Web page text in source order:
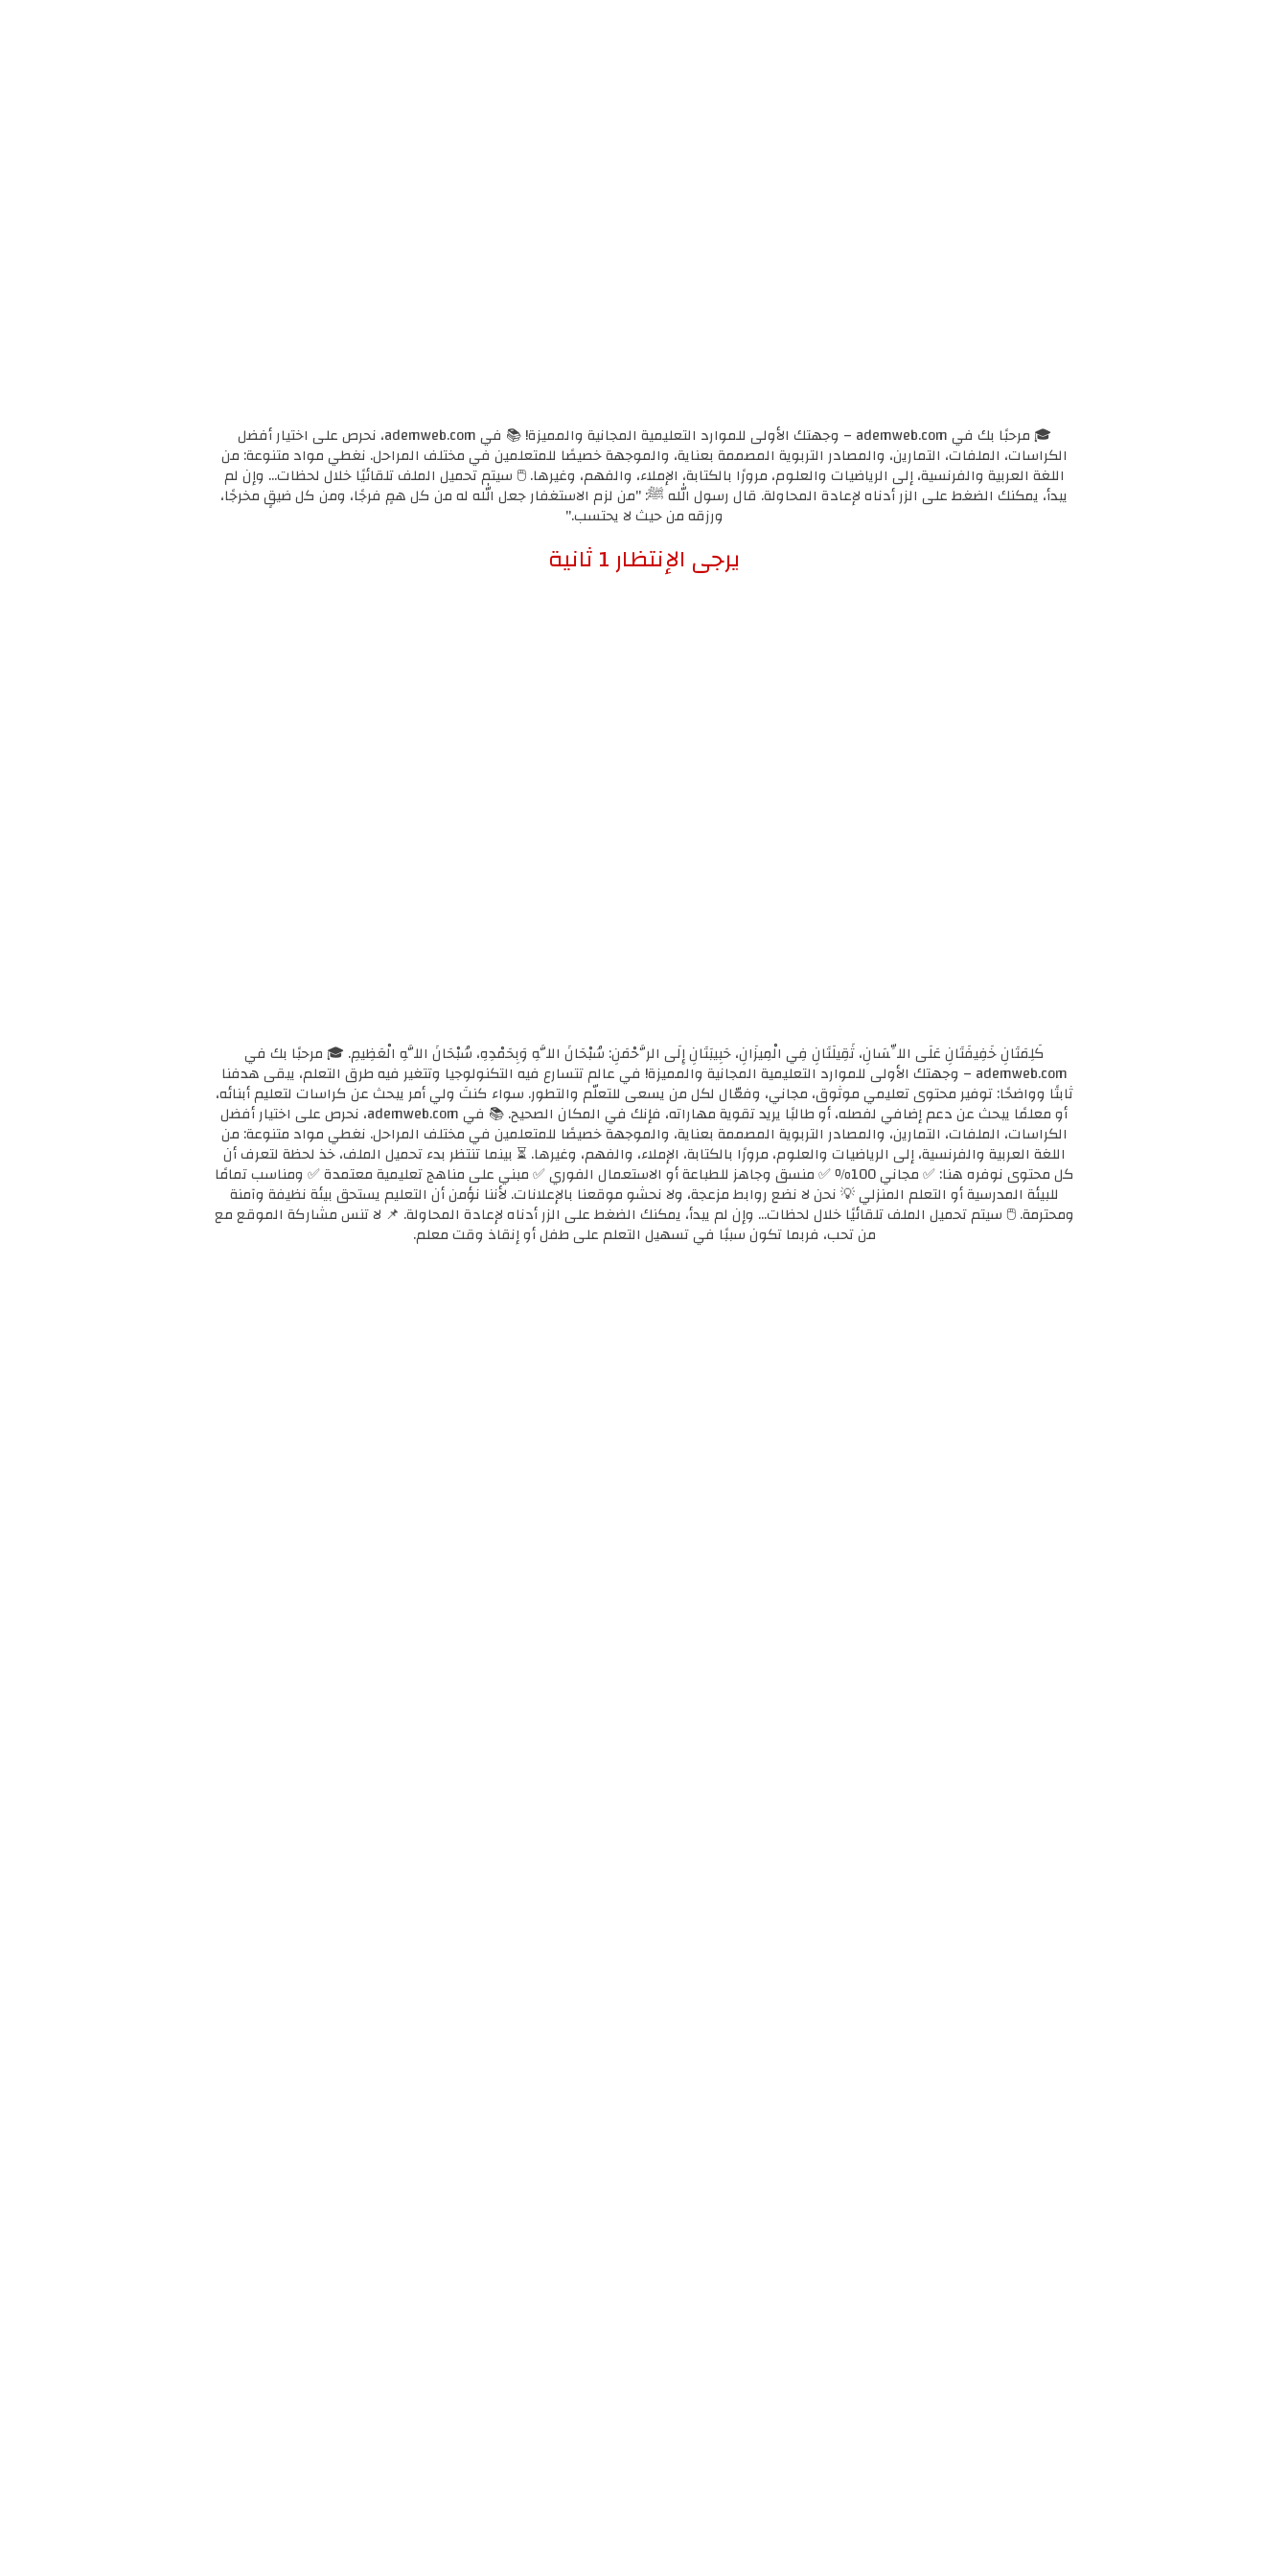
🎓 مرحبًا بك في ademweb.com – وجهتك الأولى للموارد التعليمية المجانية والمميزة! 📚 في ademweb.com، نحرص على اختيار أفضل
الكراسات، الملفات، التمارين، والمصادر التربوية المصممة بعناية، والموجهة خصيصًا للمتعلمين في مختلف المراحل. نغطي مواد متنوعة: من
اللغة العربية والفرنسية، إلى الرياضيات والعلوم، مرورًا بالكتابة، الإملاء، والفهم، وغيرها. 🖱️ سيتم تحميل الملف تلقائيًا خلال لحظات... وإن لم
يبدأ، يمكنك الضغط على الزر أدناه لإعادة المحاولة. قال رسول الله ﷺ: "من لزم الاستغفار جعل الله له من كل همٍ فرجًا، ومن كل ضيقٍ مخرجًا،
ورزقه من حيث لا يحتسب."
كَلِمَتَانِ خَفِيفَتَانِ عَلَى اللِّسَانِ، ثَقِيلَتَانِ فِي الْمِيزَانِ، حَبِيبَتَانِ إِلَى الرَّحْمَنِ: سُبْحَانَ اللَّهِ وَبِحَمْدِهِ، سُبْحَانَ اللَّهِ الْعَظِيمِ. 🎓 مرحبًا بك في
ademweb.com – وجهتك الأولى للموارد التعليمية المجانية والمميزة! في عالم تتسارع فيه التكنولوجيا وتتغير فيه طرق التعلم، يبقى هدفنا
ثابتًا وواضحًا: توفير محتوى تعليمي موثوق، مجاني، وفعّال لكل من يسعى للتعلّم والتطور. سواء كنتَ ولي أمر يبحث عن كراسات لتعليم أبنائه،
أو معلمًا يبحث عن دعم إضافي لفصله، أو طالبًا يريد تقوية مهاراته، فإنك في المكان الصحيح. 📚 في ademweb.com، نحرص على اختيار أفضل
الكراسات، الملفات، التمارين، والمصادر التربوية المصممة بعناية، والموجهة خصيصًا للمتعلمين في مختلف المراحل. نغطي مواد متنوعة: من
اللغة العربية والفرنسية، إلى الرياضيات والعلوم، مرورًا بالكتابة، الإملاء، والفهم، وغيرها. ⏳ بينما تنتظر بدء تحميل الملف، خذ لحظة لتعرف أن
كل محتوى نوفره هنا: ✅ مجاني 100٪ ✅ منسق وجاهز للطباعة أو الاستعمال الفوري ✅ مبني على مناهج تعليمية معتمدة ✅ ومناسب تمامًا
للبيئة المدرسية أو التعلم المنزلي 💡 نحن لا نضع روابط مزعجة، ولا نحشو موقعنا بالإعلانات. لأننا نؤمن أن التعليم يستحق بيئة نظيفة وآمنة
ومحترمة. 🖱️ سيتم تحميل الملف تلقائيًا خلال لحظات... وإن لم يبدأ، يمكنك الضغط على الزر أدناه لإعادة المحاولة. 📌 لا تنس مشاركة الموقع مع